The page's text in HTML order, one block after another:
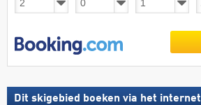
Dit skigebied boeken via het internet